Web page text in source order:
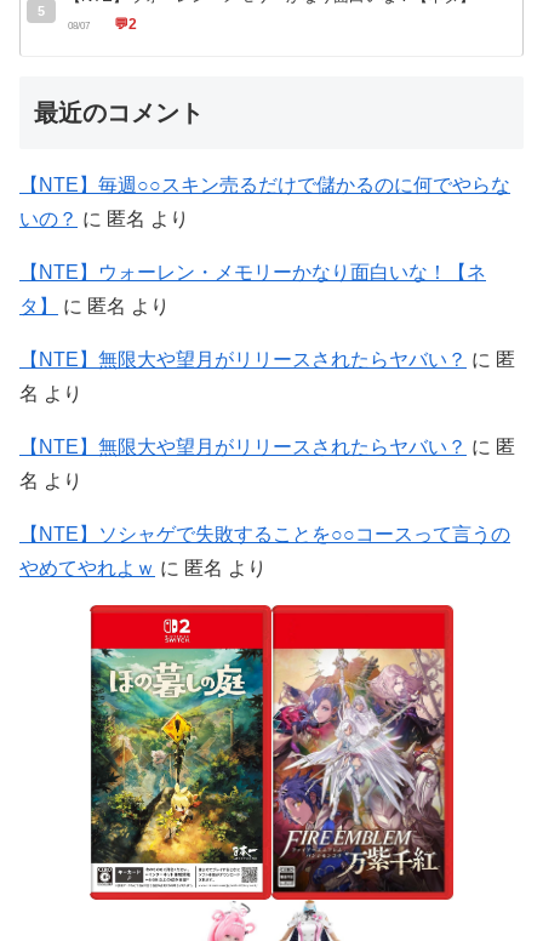
5
08/07 💬2
最近のコメント
【NTE】毎週○○スキン売るだけで儲かるのに何でやらな
いの？ に 匿名 より
【NTE】ウォーレン・メモリーかなり面白いな！【ネ
タ】
に 匿名 より
【NTE】無限大や望月がリリースされたらヤバい？ に 匿
名 より
【NTE】無限大や望月がリリースされたらヤバい？ に 匿
名 より
【NTE】ソシャゲで失敗することを○○コースって言うの
やめてやれよｗ に 匿名 より